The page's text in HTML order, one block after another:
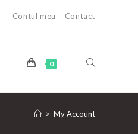
Contul meu Contact
0
> My Account